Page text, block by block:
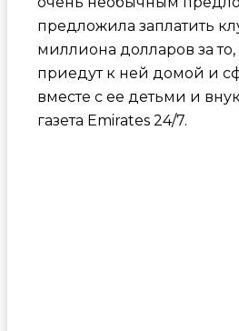
предложила заплатить
миллиона долларов за то,
приедут к ней домой и
вместе с ее детьми и
газета Emirates 24/7.